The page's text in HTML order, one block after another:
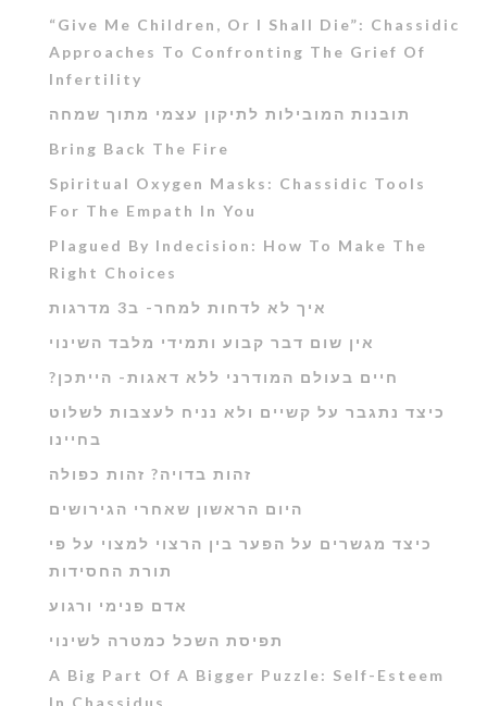
“Give Me Children, Or I Shall Die”: Chassidic
Approaches To Confronting The Grief Of
Infertility
תובנות המובילות לתיקון עצמי מתוך שמחה
Bring Back The Fire
Spiritual Oxygen Masks: Chassidic Tools
For The Empath In You
Plagued By Indecision: How To Make The
Right Choices
איך לא לדחות למחר- ב3 מדרגות
אין שום דבר קבוע ותמידי מלבד השינוי
?חיים בעולם המודרני ללא דאגות- הייתכן
כיצד נתגבר על קשיים ולא נניח לעצבות לשלוט
בחיינו
זהות בדויה? זהות כפולה
היום הראשון שאחרי הגירושים
כיצד מגשרים על הפער בין הרצוי למצוי על פי
תורת החסידות
אדם פנימי ורגוע
תפיסת השכל כמטרה לשינוי
A Big Part Of A Bigger Puzzle: Self-Esteem
In Chassidus